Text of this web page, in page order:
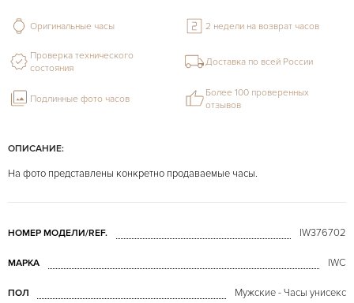
ОПИСАНИЕ:
На фото представлены конкретно продаваемые часы.
НОМЕР МОДЕЛИ/REF. IW376702
МАРКА IWC
ПОЛ Мужские - Часы унисекс
Оригинальные часы 2 недели на возврат часов
Проверка технического
состояния
Доставка по всей России
Подлинные фото часов
Более 100 проверенных
отзывов